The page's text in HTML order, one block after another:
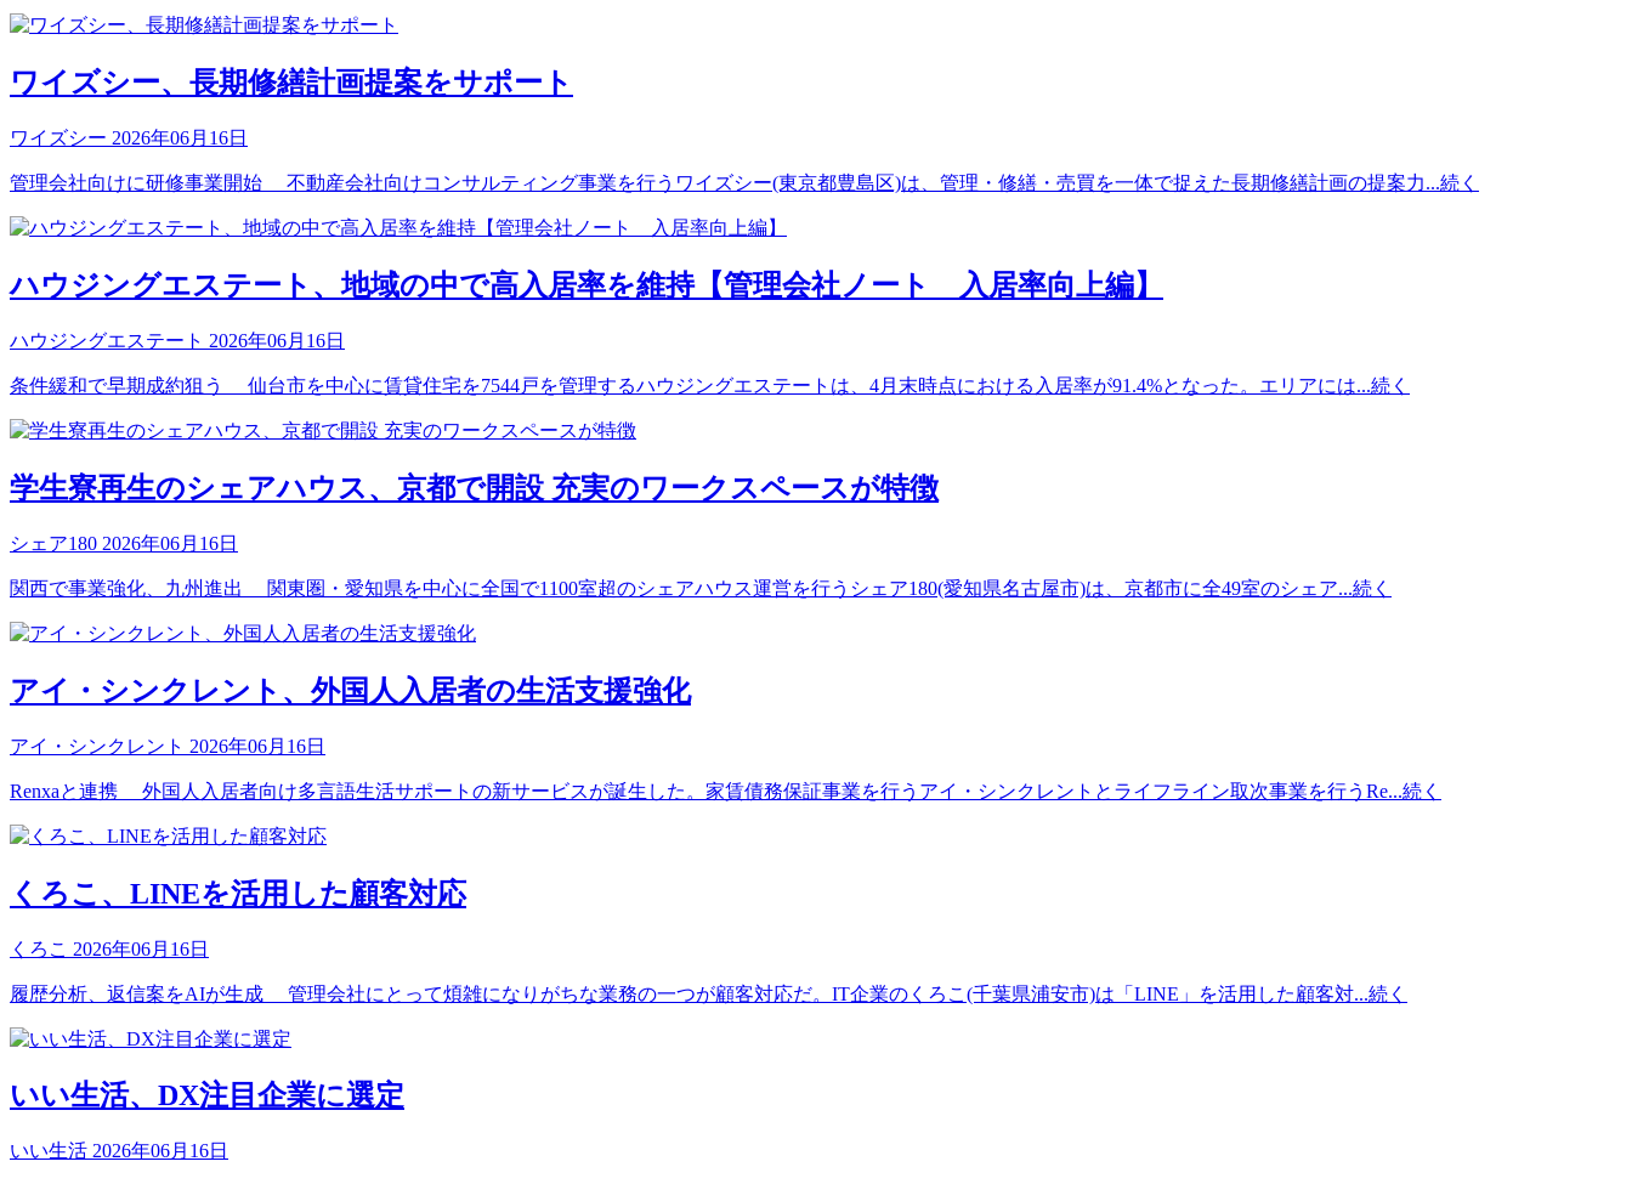
ワイズシー、長期修繕計画提案をサポート
ワイズシー 2026年06月16日
管理会社向けに研修事業開始 不動産会社向けコンサルティング事業を行うワイズシー(東京都豊島区)は、管理・修繕・売買を一体で捉えた長期修繕計画の提案力...続く
ハウジングエステート、地域の中で高入居率を維持【管理会社ノート 入居率向上編】
ハウジングエステート 2026年06月16日
条件緩和で早期成約狙う 仙台市を中心に賃貸住宅を7544戸を管理するハウジングエステートは、4月末時点における入居率が91.4%となった。エリアには...続く
学生寮再生のシェアハウス、京都で開設 充実のワークスペースが特徴
シェア180 2026年06月16日
関西で事業強化、九州進出 関東圏・愛知県を中心に全国で1100室超のシェアハウス運営を行うシェア180(愛知県名古屋市)は、京都市に全49室のシェア...続く
アイ・シンクレント、外国人入居者の生活支援強化
アイ・シンクレント 2026年06月16日
Renxaと連携 外国人入居者向け多言語生活サポートの新サービスが誕生した。家賃債務保証事業を行うアイ・シンクレントとライフライン取次事業を行うRe...続く
くろこ、LINEを活用した顧客対応
くろこ 2026年06月16日
履歴分析、返信案をAIが生成 管理会社にとって煩雑になりがちな業務の一つが顧客対応だ。IT企業のくろこ(千葉県浦安市)は「LINE」を活用した顧客対...続く
いい生活、DX注目企業に選定
いい生活 2026年06月16日